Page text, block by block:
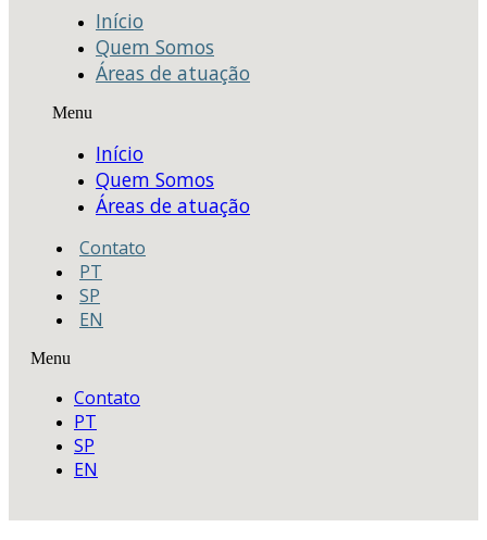
Início
Quem Somos
Áreas de atuação
Menu
Início
Quem Somos
Áreas de atuação
Contato
PT
SP
EN
Menu
Contato
PT
SP
EN